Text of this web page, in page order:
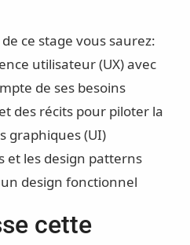
ce stage vous saurez:
utilisateur (UX) avec
de ses besoins
des récits pour piloter la
graphiques (UI)
et les design patterns
un design fonctionnel
cette